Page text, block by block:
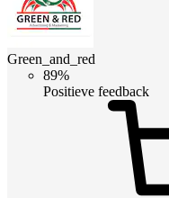
Green_and_red
89%
Positieve feedback